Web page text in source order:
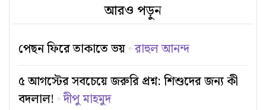
আরও পড়ুন
পেছন ফিরে তাকাতে ভয় রাহুল আনন্দ
৫ আগস্টের সবচেয়ে জরুরি প্রশ্ন: শিশুদের জন্য কী
বদলাল! দীপু মাহমুদ